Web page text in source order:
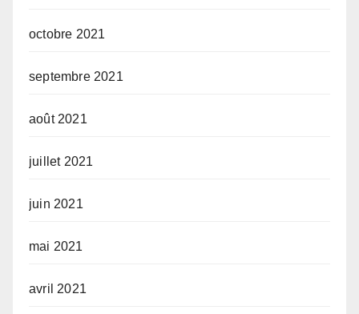
octobre 2021
septembre 2021
août 2021
juillet 2021
juin 2021
mai 2021
avril 2021